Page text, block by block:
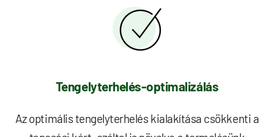
Tengelyterhelés-optimalizálás
Az optimális tengelyterhelés kialakítása csökkenti a